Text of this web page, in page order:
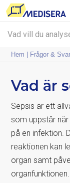
Hem | Frågor & Svar
Vad är
Sepsis är ett
som uppstår
på en infektion.
reaktionen kan
organ samt
organfunktionen.